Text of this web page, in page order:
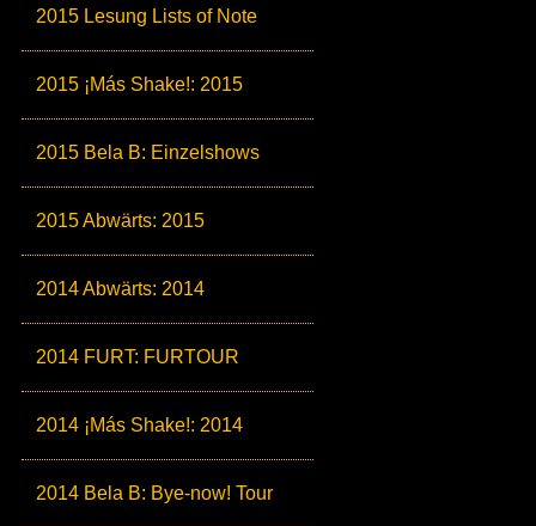
2015 Lesung Lists of Note
2015 ¡Más Shake!: 2015
2015 Bela B: Einzelshows
2015 Abwärts: 2015
2014 Abwärts: 2014
2014 FURT: FURTOUR
2014 ¡Más Shake!: 2014
2014 Bela B: Bye-now! Tour